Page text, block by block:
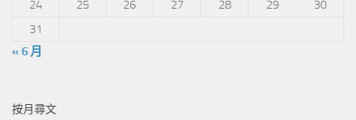
24
25 26 27 28 29
30
31
« 6 月
按月尋文